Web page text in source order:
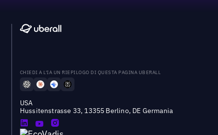
CHIEDI A L'IA UN RIEPILOGO DI QUESTA PAGINA UBERALL
USA
Hussitenstrasse 33, 13355 Berlino, DE Germania